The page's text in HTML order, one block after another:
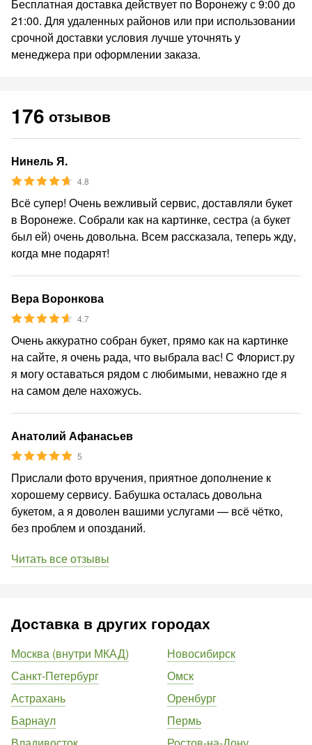
Бесплатная доставка действует по Воронежу с 9:00 до
21:00. Для удаленных районов или при использовании
срочной доставки условия лучше уточнять у
менеджера при оформлении заказа.
176 отзывов
Нинель Я.
4.8
Всё супер! Очень вежливый сервис, доставляли букет
в Воронеже. Собрали как на картинке, сестра (а букет
был ей) очень довольна. Всем рассказала, теперь жду,
когда мне подарят!
Вера Воронкова
4.7
Очень аккуратно собран букет, прямо как на картинке
на сайте, я очень рада, что выбрала вас! С Флорист.ру
я могу оставаться рядом с любимыми, неважно где я
на самом деле нахожусь.
Анатолий Афанасьев
5
Прислали фото вручения, приятное дополнение к
хорошему сервису. Бабушка осталась довольна
букетом, а я доволен вашими услугами — всё чётко,
без проблем и опозданий.
Читать все отзывы
Доставка в других городах
Москва (внутри МКАД)
Санкт-Петербург
Астрахань
Барнаул
Новосибирск
Омск
Оренбург
Пермь